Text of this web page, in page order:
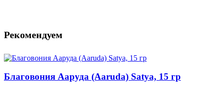
Рекомендуем
Благовония Ааруда (Aaruda) Satya, 15 гр